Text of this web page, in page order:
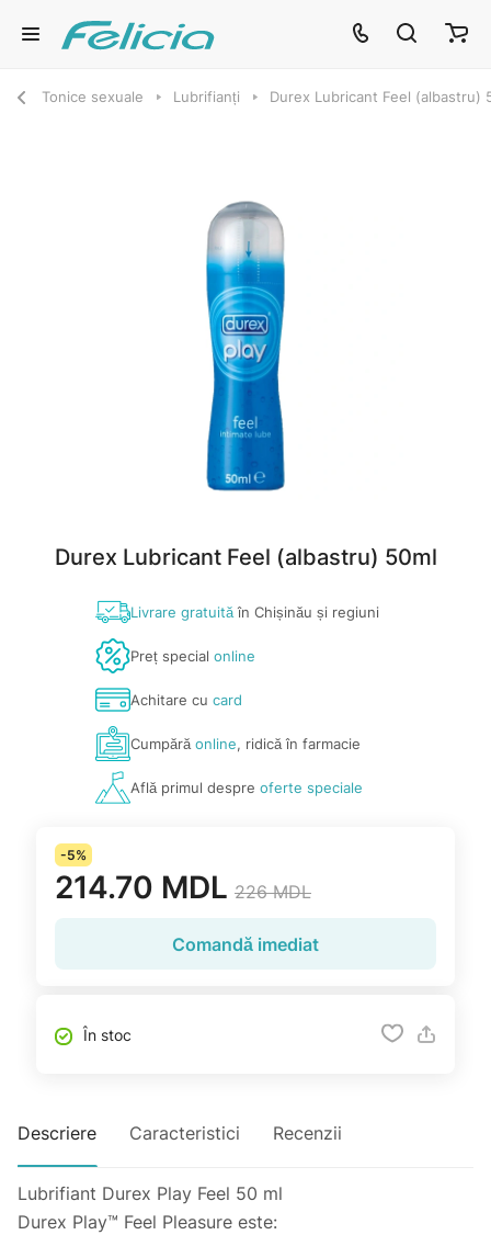
Tonice sexuale Lubrifianți Durex Lubricant Feel (albastru)
Durex Lubricant Feel (albastru) 50ml
Livrare gratuităîn Chișinău și regiuni
Preț special online
Achitare cu card
Cumpărăonline, ridică în farmacie
Află primul despre oferte speciale
-5%
214.70 MDL 226 MDL
Comandă imediat
În stoc
Descriere Caracteristici Recenzii
Lubrifiant Durex Play Feel 50 ml
Durex Play™ Feel Pleasure este: